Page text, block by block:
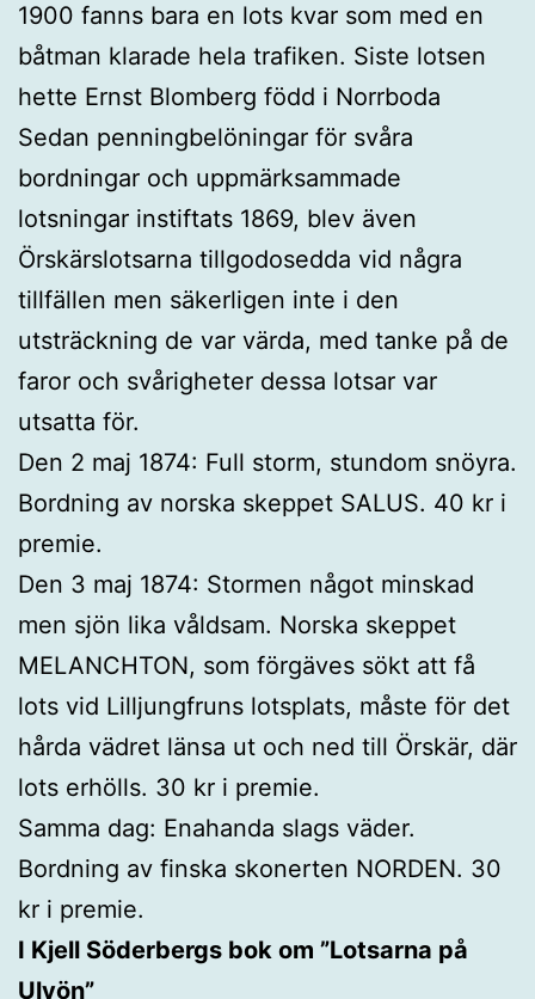
1900 fanns bara en lots kvar som med en
båtman klarade hela trafiken. Siste lotsen
hette Ernst Blomberg född i Norrboda
Sedan penningbelöningar för svåra
bordningar och uppmärksammade
lotsningar instiftats 1869, blev även
Örskärslotsarna tillgodosedda vid några
tillfällen men säkerligen inte i den
utsträckning de var värda, med tanke på de
faror och svårigheter dessa lotsar var
utsatta för.
Den 2 maj 1874: Full storm, stundom snöyra.
Bordning av norska skeppet SALUS. 40 kr i
premie.
Den 3 maj 1874: Stormen något minskad
men sjön lika våldsam. Norska skeppet
MELANCHTON, som förgäves sökt att få
lots vid Lilljungfruns lotsplats, måste för det
hårda vädret länsa ut och ned till Örskär, där
lots erhölls. 30 kr i premie.
Samma dag: Enahanda slags väder.
Bordning av finska skonerten NORDEN. 30
kr i premie.
I Kjell Söderbergs bok om ”Lotsarna på
Ulvön”